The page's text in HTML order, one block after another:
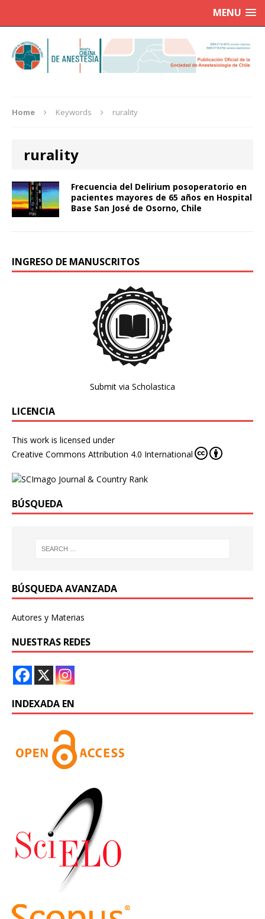
MENU
Home Keywords rurality
rurality
Frecuencia del Delirium posoperatorio en
pacientes mayores de 65 años en Hospital
Base San José de Osorno, Chile
INGRESO DE MANUSCRITOS
Submit via Scholastica
LICENCIA
This work is licensed under
Creative Commons Attribution 4.0 International
BÚSQUEDA
BÚSQUEDA AVANZADA
Autores y Materias
NUESTRAS REDES
INDEXADA EN